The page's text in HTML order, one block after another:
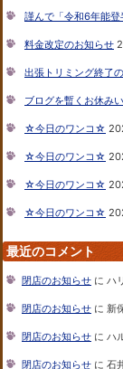
謹んで「令和6年能登
料金改定のお知らせ
出張トリミング終了
ブログを暫くお休み
☆今日のワンコ☆
☆今日のワンコ☆
☆今日のワンコ☆
☆今日のワンコ☆
最近のコメント
閉店のお知らせ に ハ
閉店のお知らせ に 新
閉店のお知らせ に ハ
閉店のお知らせ に 石